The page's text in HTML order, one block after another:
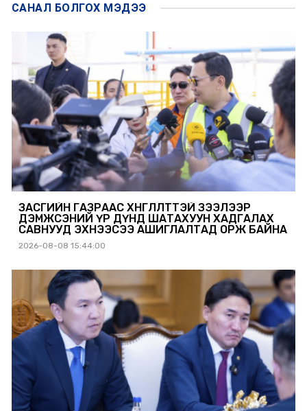
САНАЛ БОЛГОХ МЭДЭЭ
ЗАСГИЙН ГАЗРААС ХӨНГӨЛӨЛТТЭЙ ЗЭЭЛЭЭР
ДЭМЖСЭНИЙ ҮР ДҮНД ШАТАХУУН ХАДГАЛАХ
САВНУУД ЭХНЭЭСЭЭ АШИГЛАЛТАД ОРЖ БАЙНА
2026-08-08 15:44:00